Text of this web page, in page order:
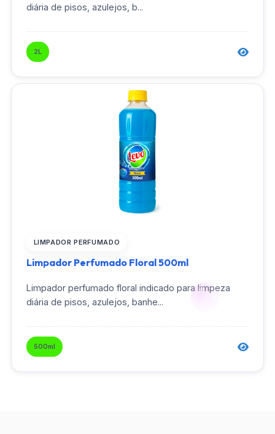
diária de pisos, azulejos, b...
2L
LIMPADOR PERFUMADO
Limpador Perfumado Floral 500ml
Limpador perfumado floral indicado para limpeza
diária de pisos, azulejos, banhe...
500ml